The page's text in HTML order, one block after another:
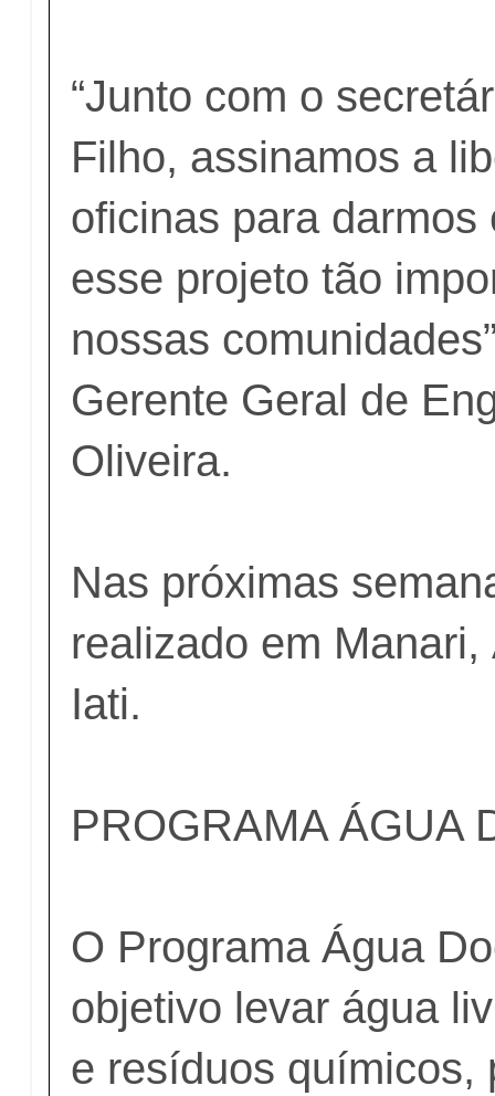
“Junto com o
Filho, assinamos a
oficinas para darmos
esse projeto tão
nossas
Gerente Geral de
Oliveira.
Nas próximas
realizado em
Iati.
PROGRAMA ÁGUA
O Programa Água
objetivo levar água
e resíduos químicos,